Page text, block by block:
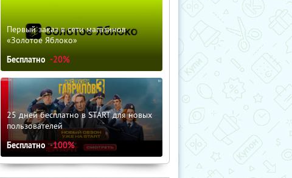
Первый заказ в сети магазинов
«Золотое Яблоко»
Бесплатно -20%
25 дней бесплатно в START для новых
пользователей
Бесплатно -100%